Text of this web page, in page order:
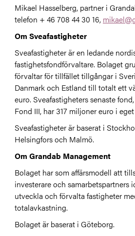
Mikael Hasselberg, partner i
telefon + 46 708 44 30 16,
Om Sveafastigheter
Sveafastigheter är en ledande
fastighetsfondförvaltare. Bolaget
förvaltar för tillfället tillgångar i
Danmark och Estland till totalt ett
euro. Sveafastigheters senaste
Fond III, har 317 miljoner euro i
Sveafastigheter är baserat i
Helsingfors och Malmö.
Om Grandab Management
Bolaget har som affärsmodell att
investerare och samarbetspartners
utveckla och förvalta fastigheter
totalavkastning.
Bolaget är baserat i Göteborg.